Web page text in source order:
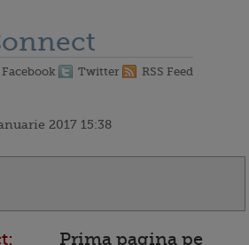
Facebook Twitter RSS Feed
2017 15:38
Prima pagina pe